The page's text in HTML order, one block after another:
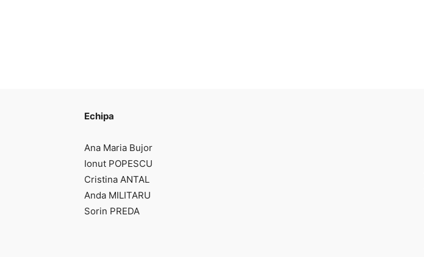
Echipa
Ana Maria Bujor
Ionut POPESCU
Cristina ANTAL
Anda MILITARU
Sorin PREDA